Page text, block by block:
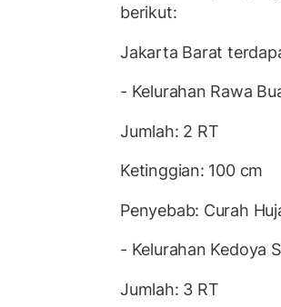
berikut:
Jakarta Barat
- Kelurahan Rawa
Jumlah: 2 RT
Ketinggian: 100 cm
Penyebab: Curah
- Kelurahan Kedoya
Jumlah: 3 RT